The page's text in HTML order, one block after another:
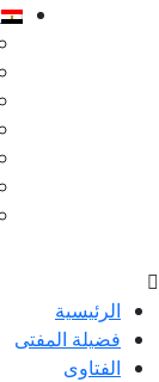
الرئيسية
فضيلة المفتى
الفتاوى